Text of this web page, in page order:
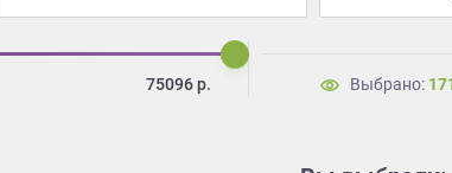
75096р. Выбрано: